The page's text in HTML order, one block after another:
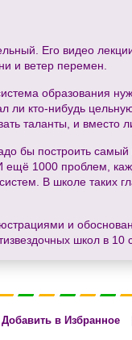
Его видео
и ветер перемен.
образования
кто-нибудь
таланты, и вместо
бы построить
1000 проблем,
В школе таких
и
школ в
Добавить в Избранное